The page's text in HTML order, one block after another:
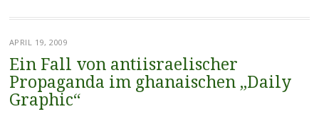
APRIL 19, 2009
Ein Fall von antiisraelischer
Propaganda im ghanaischen „Daily
Graphic“